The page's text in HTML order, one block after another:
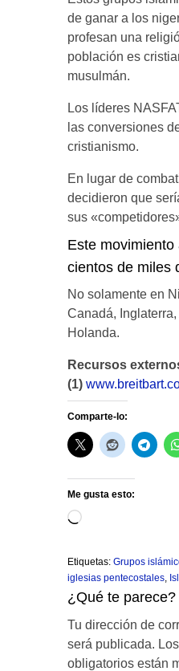
de ganar a los
profesan una
población es
musulmán.
Los líderes
las conversiones
cristianismo.
En lugar de
decidieron que
sus
Este
cientos de miles
No solamente en
Canadá,
Holanda.
Recursos
(1)
Comparte-lo:
Me gusta esto:
Cargando...
Etiquetas: Grupos
iglesias pentecostales,
¿Qué te parece?
Tu dirección de
será publicada.
obligatorios están